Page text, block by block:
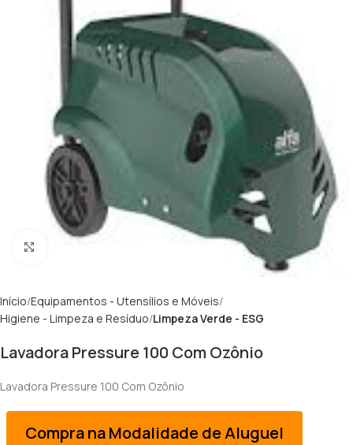
Início Equipamentos - Utensílios e Móveis
Higiene - Limpeza e Resíduo Limpeza Verde - ESG
Lavadora Pressure 100 Com Ozônio
Lavadora Pressure 100 Com Ozônio
Compra na Modalidade de Aluguel